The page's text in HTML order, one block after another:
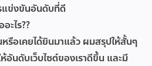
แข่งขันอันดับที่ดี
ะไร??
รือเคยได้ยินมาแล้ว ผมสรุปให้สั้นๆ
อันดับเว็บไซต์ของเราดีขึ้น และมี